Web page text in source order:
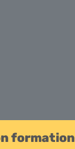
formation